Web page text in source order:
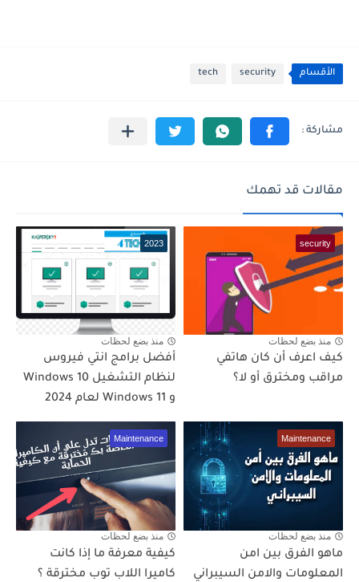
الأقسام security
tech
مقالات قد تهمك
security
منذ بضع لحظات
كيف اعرف أن كان هاتفي
مراقب ومخترق أو لا؟
2023
منذ بضع لحظات
أفضل برامج انتي فيروس
لنظام التشغيل Windows 10
و Windows 11 لعام 2024
Maintenance
منذ بضع لحظات
ماهو الفرق بين امن
المعلومات والامن السيبراني
Maintenance
منذ بضع لحظات
كيفية معرفة ما إذا كانت
كاميرا اللاب توب مخترقة ؟